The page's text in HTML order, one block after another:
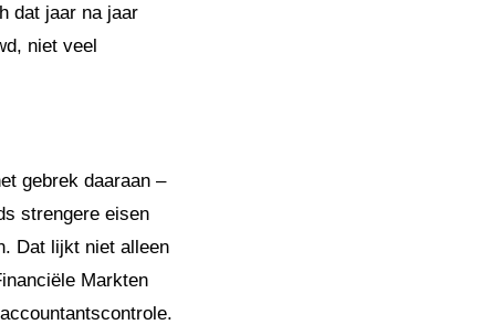
dat jaar na jaar
niet veel
gebrek daaraan –
strengere eisen
Dat lijkt niet alleen
Markten